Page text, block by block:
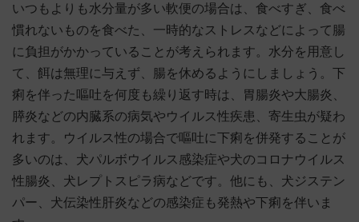
いつもよりも水分量が多い軟便の場合は、食べすぎ、食べ
慣れないものを食べた、一時的なストレスなどによって腸
に負担がかかっていることが考えられます。水分を用意し
て、餌は無理に与えず、腸を休めるようにしましょう。下
痢を伴った嘔吐を何度も繰り返す時は、胃腸炎や大腸炎、
膵炎などの内臓系の病気やウイルス性疾患、寄生虫が疑わ
れます。ウイルス性の場合で嘔吐に下痢を併発することが
多いのは、犬パルボウイルス感染症や犬のコロナウイルス
性腸炎、犬レプトスピラ病などです。他にも、犬ジステン
パー、犬伝染性肝炎などの感染症も発熱や下痢を伴いま